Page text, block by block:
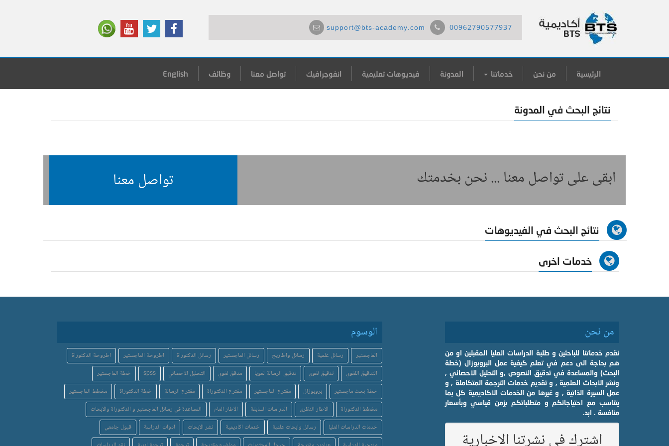
00962790577937
support@bts-academy.com
الرئيسية من نحن خدماتنا المدونة فيديوهات تعليمية انفوجرافيك تواصل معنا وظائف English
نتائج البحث في المدونة
ابقى على تواصل معنا ... نحن بخدمتك تواصل معنا
نتائج البحث في الفيديوهات
خدمات اخرى
من نحن
نقدم خدماتنا للباحثين و طلبة الدراسات العليا المقبلين او من
هم بحاجة الى دعم في تعلم كيفية عمل البروبوزال (خطة
البحث) والمساعدة في تدقيق النصوص ,و التحليل الاحصائي ,
ونشر الابحاث العلمية , و تقديم خدمات الترجمة المتكاملة , و
عمل السيرة الذاتية , و غيرها من الخدمات الاكاديمية كل بما
يتناسب مع احتياجاتكم و متطلباتكم بزمن قياسي وبأسعار
منافسة . ابد.
اشترك في نشرتنا الاخبارية
الوسوم
الماجستير رسائل علمية رسائل واطاريح رسائل الماجستير رسائل الدكتوراة اطروحة الماجستير
اطروحة الدكتوراة
التدقيق اللغوي
تدقيق لغوي تدقيق الرسالة لغويا مدقق لغوي التحليل الاحصائي spss
خطة الماجستير
خطة بحث ماجستير
بروبوزال مقترح الماجستير مقترح الدكتوراة مقترح الرسالة خطة الدكتوراة
مخطط الماجستير
مخطط الدكتوراة
الاطار النظري الدراسات السابقة الاطار العام
المساعدة في رسائل الماجستير و الدكتوراة والابحاث
خدمات الدراسات العليا
رسائل وابحاث علمية خدمات اكاديمية نشر الابحاث ادوات الدراسة
قبول جامعي